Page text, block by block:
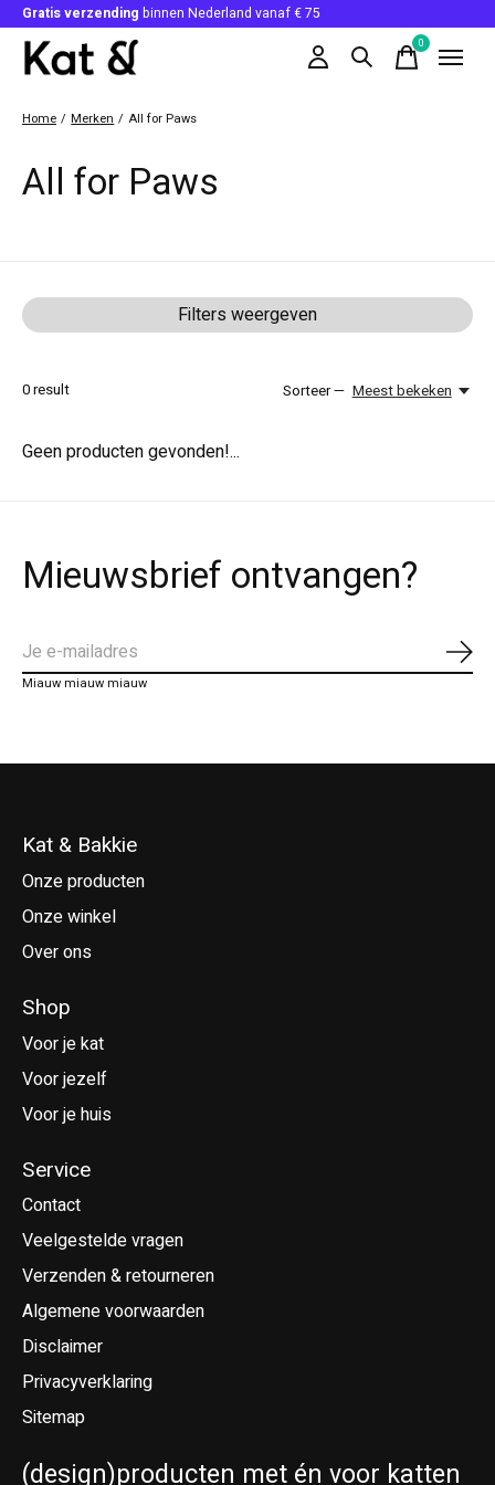
Gratis verzending binnen Nederland vanaf € 75
0items
Home / Merken / All for Paws
All for Paws
Filters weergeven
0result Sorteer — Meest bekeken
Geen producten gevonden!...
Mieuwsbrief ontvangen?
Miauw miauw miauw
Kat & Bakkie
Onze producten
Onze winkel
Over ons
Shop
Voor je kat
Voor jezelf
Voor je huis
Service
Contact
Veelgestelde vragen
Verzenden & retourneren
Algemene voorwaarden
Disclaimer
Privacyverklaring
Sitemap
(design)producten met én voor katten